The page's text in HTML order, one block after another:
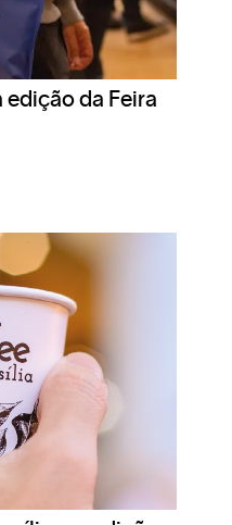
2. A
“WI-FI
acessibilidade,
de forma mais
localizados
edição da Feira